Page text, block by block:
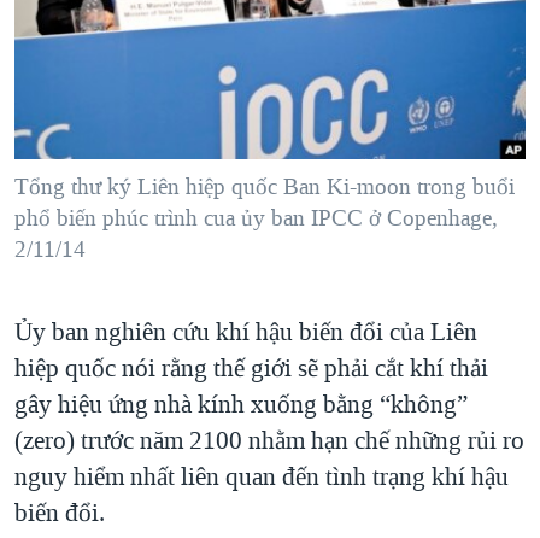
"Tìm"NGƯỜI VIỆT HẢI NGOẠI
KHOA HỌC
SỨC KHOẺ
VĂN HOÁ
GIÁO DỤC
TẠI
MỘT NĂM CHIẾN TRANH TẠI DẢI GAZA
GIẢI MÃ VÀNH ĐAI & CON ĐƯỜNG
NGÀY TỊ NẠN THẾ GIỚI
TRỊNH VĨNH BÌNH - NGƯỜI HẠ 'BÊN THẮNG CUỘC'
CÁC GIÁ TRỊ CỘNG HÒA Ở VIỆT NAM
THƯỢNG ĐỈNH TRUMP-KIM TẠI VIỆT NAM
TRỊNH VĨNH BÌNH VS. CHÍNH PHỦ VIỆT NAM
NGƯ DÂN VIỆT VÀ LÀN SÓNG TRỘM HẢI SÂM
BÊN KIA QUỐC LỘ: TIẾNG VỌNG TỪ NÔNG THÔN MỸ
VIDEO
MẠNG XÃ HỘI
Ngôn ngữ khác
Tổng thư ký Liên hiệp quốc Ban Ki-moon trong buổi
phổ biến phúc trình cua ủy ban IPCC ở Copenhage,
2/11/14
Ủy ban nghiên cứu khí hậu biến đổi của Liên
hiệp quốc nói rằng thế giới sẽ phải cắt khí thải
gây hiệu ứng nhà kính xuống bằng “không”
(zero) trước năm 2100 nhằm hạn chế những rủi ro
nguy hiểm nhất liên quan đến tình trạng khí hậu
biến đổi.